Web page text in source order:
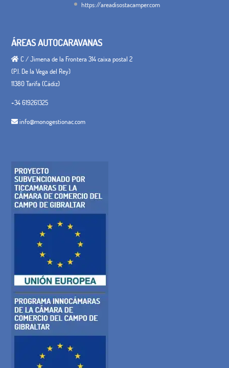
https://areadisostacamper.com
ÁREAS AUTOCARAVANAS
C / Jimena de la Frontera 314 caixa postal 2
(P.I. De la Vega del Rey)
11380 Tarifa (Cádiz)
+34 619261325
info@monogestionac.com